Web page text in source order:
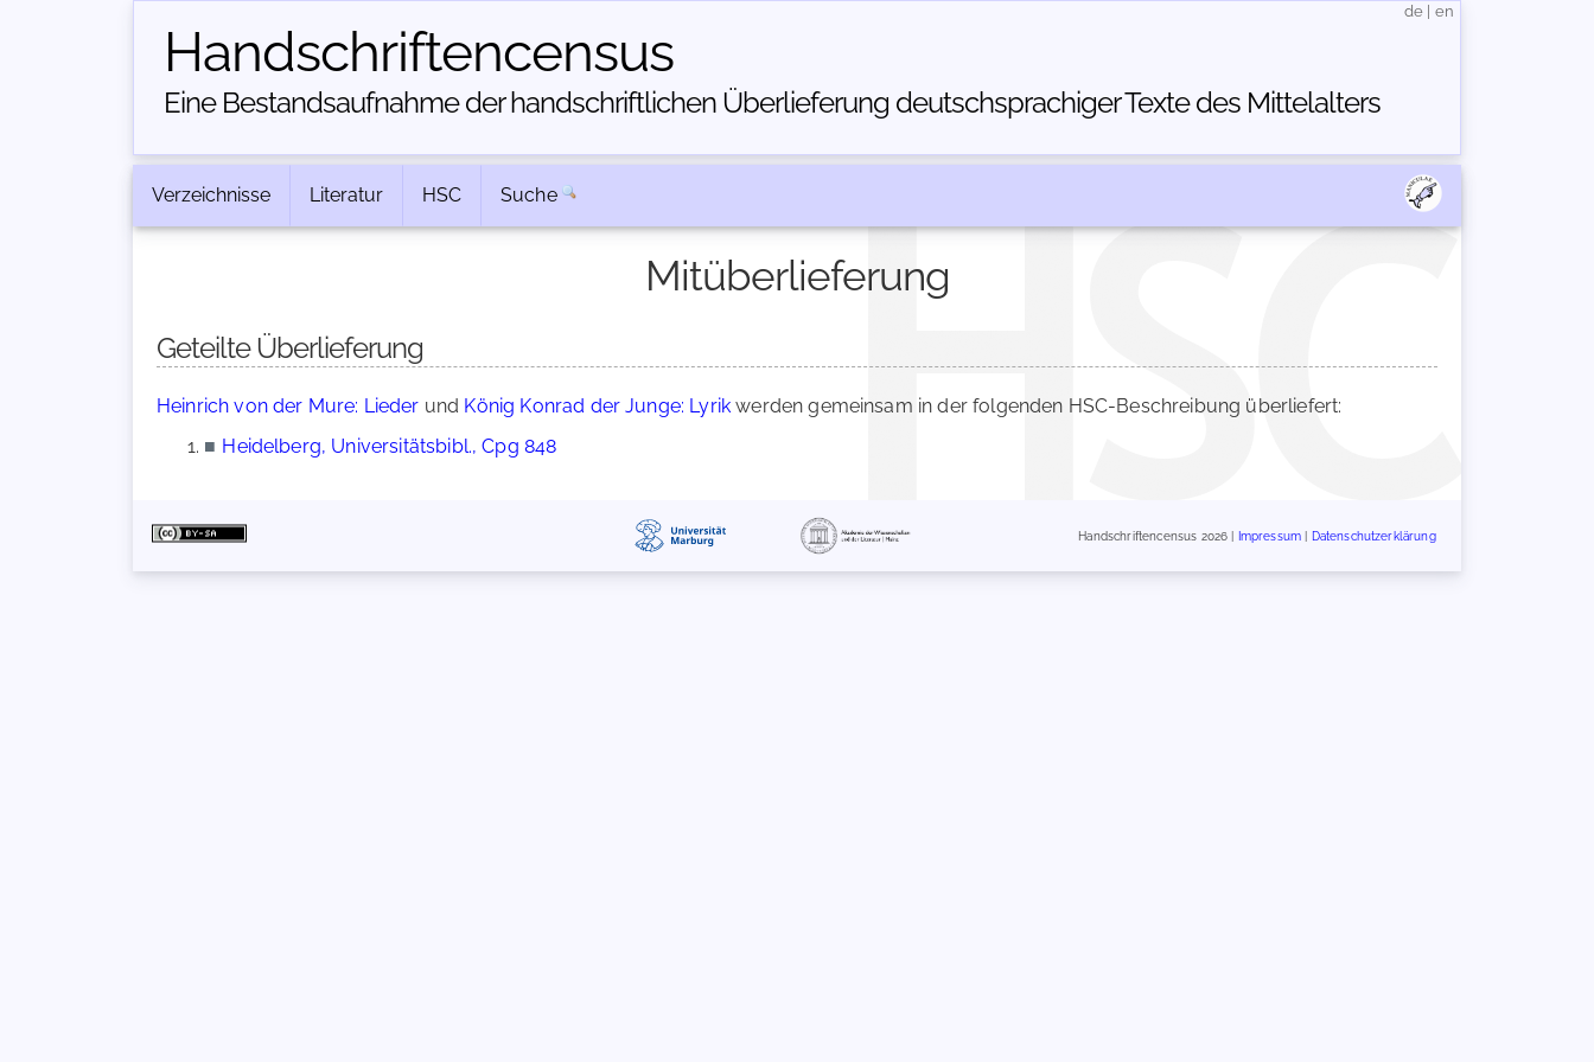
Handschriften­census
Eine Bestandsaufnahme der handschriftlichen Über­lieferung deutschsprachiger Texte des Mittelalters
de en
Verzeichnisse Literatur HSC Suche
Mitüberlieferung
Geteilte Überlieferung
Heinrich von der Mure: Lieder und König Konrad der Junge: Lyrik werden gemeinsam in der folgenden HSC-Beschreibung überliefert:
■ Heidelberg, Universitätsbibl., Cpg 848
Handschriftencensus 2026 | Impressum Datenschutzerklärung